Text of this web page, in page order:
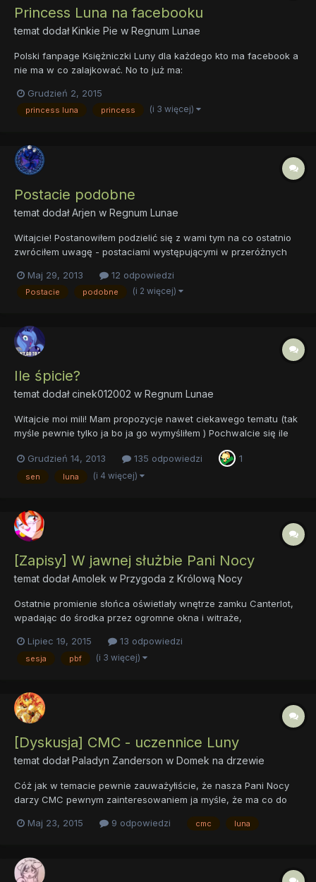
Princess Luna na facebooku
temat dodałKinkie Pie w Regnum Lunae
Polski fanpage Księżniczki Luny dla każdego kto ma facebook a
nie ma w co zalajkować. No to już ma:
237734469769400/?ref=bookmarks Temat do wyrażania
oburzenia.
Grudzień 2, 2015
princess luna princess (i 3 więcej)
Postacie podobne
temat dodałArjen w Regnum Lunae
Witajcie! Postanowiłem podzielić się z wami tym na co ostatnio
zwróciłem uwagę - postaciami występującymi w przeróżnych
przypomina mi Księżniczkę Nocy. To dość... rzadko spotykane
postacie, niemniej ciekawi mnie czy wy także dostrzegac...
Maj 29, 2013 12 odpowiedzi
Postacie podobne (i 2 więcej)
Ile śpicie?
temat dodałcinek012002 w Regnum Lunae
Witajcie moi mili! Mam propozycje nawet ciekawego tematu (tak
myśle pewnie tylko ja bo ja go wymyśliłem ) Pochwalcie się ile
że nasza ukochana Luna śpi mało więc może się z nią
zmierzycie? Tak jak ja zawsze dziwne tematy...
Grudzień 14, 2013 135 odpowiedzi 1
sen luna (i 4 więcej)
[Zapisy] W jawnej służbie Pani Nocy
temat dodałAmolek w Przygoda z Królową Nocy
Ostatnie promienie słońca oświetlały wnętrze zamku Canterlot,
wpadając do środka przez ogromne okna i witraże,
Zdobione kolumny, marmurowe płyty i wszelkiej maści
pozłacane detale robiły ogromne wrażenie na dosyć nietypowej
Lipiec 19, 2015 13 odpowiedzi
sesja pbf (i 3 więcej)
[Dyskusja] CMC - uczennice Luny
temat dodałPaladyn Zanderson w Domek na drzewie
Cóż jak w temacie pewnie zauważyłiście, że nasza Pani Nocy
darzy CMC pewnym zainteresowaniem ja myśle, że ma co do
Maj 23, 2015
9 odpowiedzi cmc luna